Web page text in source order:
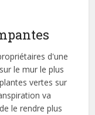
d'une
le mur le plus
vertes sur
va
le rendre plus